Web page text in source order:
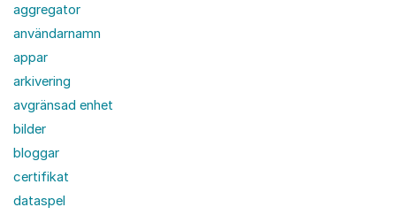
aggregator
användarnamn
appar
arkivering
avgränsad enhet
bilder
bloggar
certifikat
dataspel